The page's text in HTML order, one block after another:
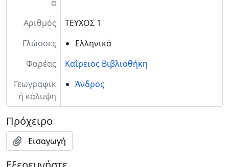
α
Αριθμός
ΤΕΥΧΟΣ 1
Γλώσσες
Ελληνικά
Φορέας
Καΐρειος Βιβλιοθήκη
Γεωγραφικ
ή κάλυψη
Άνδρος
Πρόχειρο
Εισαγωγή